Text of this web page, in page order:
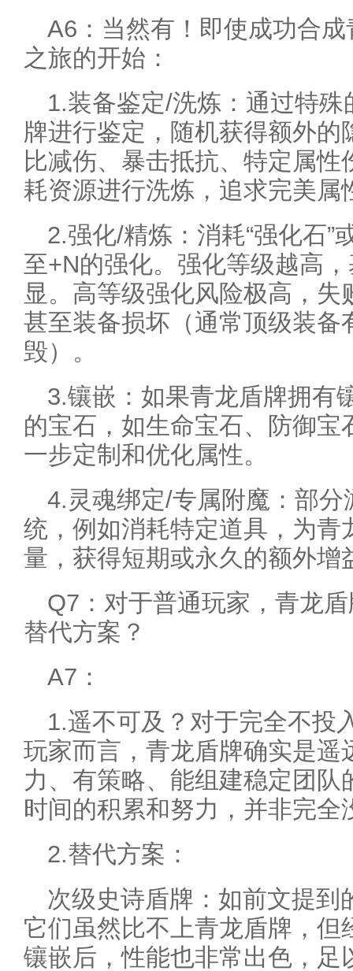
A6：当然有！即使成功合
之旅的开始：
1.装备鉴定/洗炼：通过特
牌进行鉴定，随机获得额外
比减伤、暴击抵抗、特定属
耗资源进行洗炼，追求完美属
2.强化/精炼：消耗“强化石”
至+N的强化。强化等级越高
显。高等级强化风险极高，
甚至装备损坏（通常顶级装备
毁）。
3.镶嵌：如果青龙盾牌拥有
的宝石，如生命宝石、防御
一步定制和优化属性。
4.灵魂绑定/专属附魔：部
统，例如消耗特定道具，为青
量，获得短期或永久的额外增
Q7：对于普通玩家，青龙
替代方案？
A7：
1.遥不可及？对于完全不投
玩家而言，青龙盾牌确实是遥
力、有策略、能组建稳定团队
时间的积累和努力，并非完全
2.替代方案：
次级史诗盾牌：如前文提到
它们虽然比不上青龙盾牌，但
镶嵌后，性能也非常出色，足